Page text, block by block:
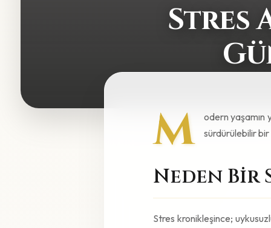
Stres
M
odern yaşamın
sürdürülebilir bir
Neden Bir
Stres kronikleşince;